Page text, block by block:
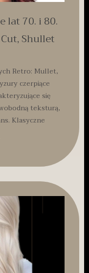
lat 70. i 80.
Shullet
Retro: Mullet,
czerpiące
się
teksturą,
Klasyczne